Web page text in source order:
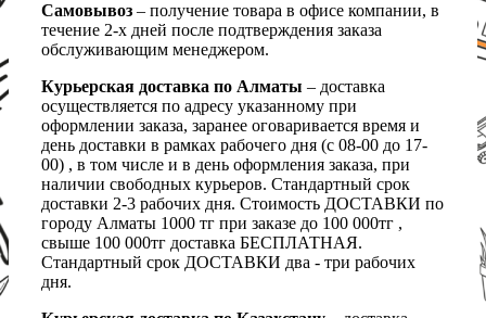
Самовывоз – получение товара в офисе компании, в
течение 2-х дней после подтверждения заказа
обслуживающим менеджером.
Курьерская доставка по Алматы – доставка
осуществляется по адресу указанному при
оформлении заказа, заранее оговаривается время и
день доставки в рамках рабочего дня (с 08-00 до 17-
00) , в том числе и в день оформления заказа, при
наличии свободных курьеров. Стандартный срок
доставки 2-3 рабочих дня. Стоимость ДОСТАВКИ по
городу Алматы 1000 тг при заказе до 100 000тг ,
свыше 100 000тг доставка БЕСПЛАТНАЯ.
Стандартный срок ДОСТАВКИ два - три рабочих
дня.